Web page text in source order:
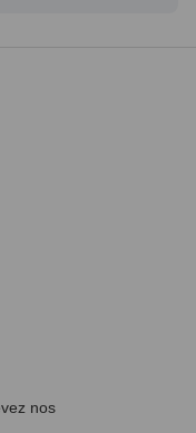
nos